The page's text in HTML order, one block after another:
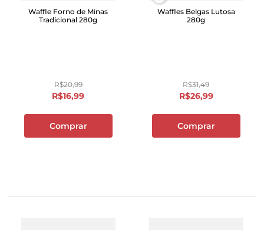
Waffle Forno de Minas
Tradicional 280g
R$20,99
R$16,99
Comprar
Waffles Belgas Lutosa
280g
R$31,49
R$26,99
Comprar